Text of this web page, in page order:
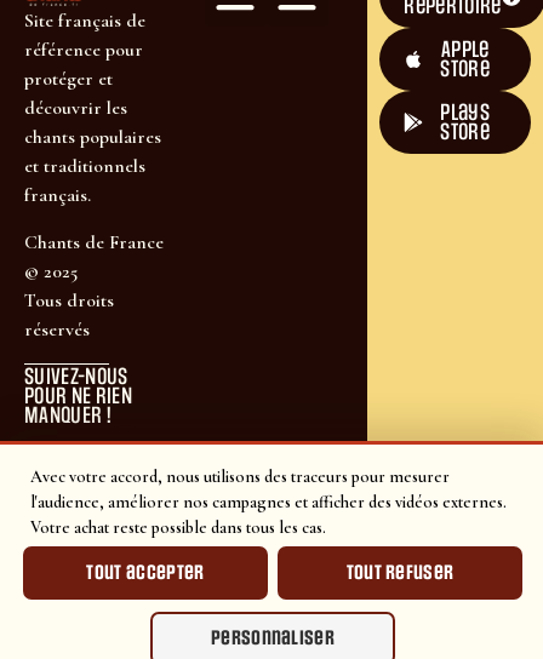
Avec votre accord, nous utilisons des traceurs pour mesurer
l'audience, améliorer nos campagnes et afficher des vidéos externes.
Votre achat reste possible dans tous les cas.
Tout accepter Tout refuser
Personnaliser
Site français de
référence pour
protéger et
découvrir les
chants populaires
et traditionnels
français.
Chants de France
© 2025
Tous droits
réservés
SUIVEZ-NOUS
POUR NE RIEN
MANQUER !
répertoire
Apple
Store
plays
store